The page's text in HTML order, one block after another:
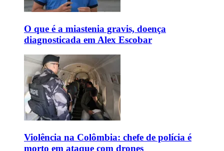
O que é a miastenia gravis, doença
diagnosticada em Alex Escobar
Violência na Colômbia: chefe de polícia é
morto em ataque com drones